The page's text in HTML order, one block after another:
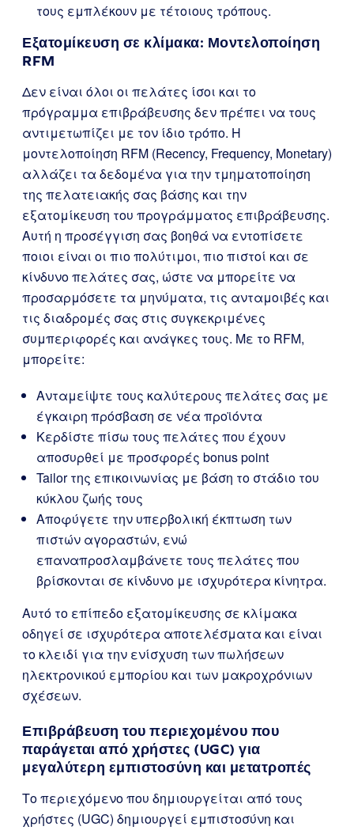
τους εμπλέκουν με τέτοιους τρόπους.
Εξατομίκευση σε κλίμακα: Μοντελοποίηση
RFM
Δεν είναι όλοι οι πελάτες ίσοι και το
πρόγραμμα επιβράβευσης δεν πρέπει να τους
αντιμετωπίζει με τον ίδιο τρόπο. Η
μοντελοποίηση RFM (Recency, Frequency, Monetary)
αλλάζει τα δεδομένα για την τμηματοποίηση
της πελατειακής σας βάσης και την
εξατομίκευση του προγράμματος επιβράβευσης.
Αυτή η προσέγγιση σας βοηθά να εντοπίσετε
ποιοι είναι οι πιο πολύτιμοι, πιο πιστοί και σε
κίνδυνο πελάτες σας, ώστε να μπορείτε να
προσαρμόσετε τα μηνύματα, τις ανταμοιβές και
τις διαδρομές σας στις συγκεκριμένες
συμπεριφορές και ανάγκες τους. Με το RFM,
μπορείτε:
Ανταμείψτε τους καλύτερους πελάτες σας με
έγκαιρη πρόσβαση σε νέα προϊόντα
Κερδίστε πίσω τους πελάτες που έχουν
αποσυρθεί με προσφορές bonus point
Tailor της επικοινωνίας με βάση το στάδιο του
κύκλου ζωής τους
Αποφύγετε την υπερβολική έκπτωση των
πιστών αγοραστών, ενώ
επαναπροσλαμβάνετε τους πελάτες που
βρίσκονται σε κίνδυνο με ισχυρότερα κίνητρα.
Αυτό το επίπεδο εξατομίκευσης σε κλίμακα
οδηγεί σε ισχυρότερα αποτελέσματα και είναι
το κλειδί για την ενίσχυση των πωλήσεων
ηλεκτρονικού εμπορίου και των μακροχρόνιων
σχέσεων.
Επιβράβευση του περιεχομένου που
παράγεται από χρήστες (UGC) για
μεγαλύτερη εμπιστοσύνη και μετατροπές
Το περιεχόμενο που δημιουργείται από τους
χρήστες (UGC) δημιουργεί εμπιστοσύνη και